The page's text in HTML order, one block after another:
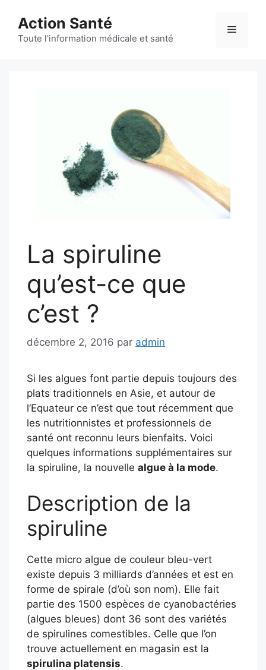
contenu
Action Santé
Toute l'information médicale et santé
Menu
La spiruline
qu’est-ce que
c’est ?
décembre 2, 2016 par admin
Si les algues font partie depuis toujours des
plats traditionnels en Asie, et autour de
l’Equateur ce n’est que tout récemment que
les nutritionnistes et professionnels de
santé ont reconnu leurs bienfaits. Voici
quelques informations supplémentaires sur
la spiruline, la nouvelle algue à la mode.
Description de la
spiruline
Cette micro algue de couleur bleu-vert
existe depuis 3 milliards d’années et est en
forme de spirale (d’où son nom). Elle fait
partie des 1500 espèces de cyanobactéries
(algues bleues) dont 36 sont des variétés
de spirulines comestibles. Celle que l’on
trouve actuellement en magasin est la
spirulina platensis.